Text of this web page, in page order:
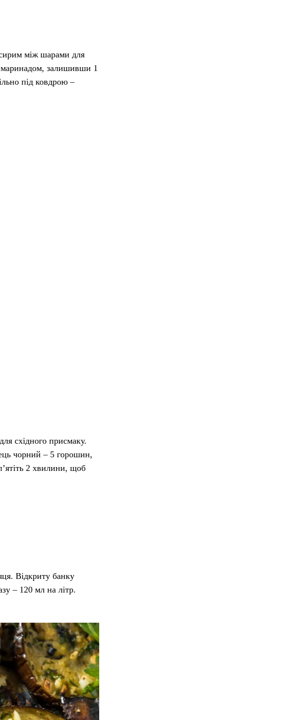
між шарами для
маринадом, залишивши 1
під ковдрою –
східного присмаку.
чорний – 5 горошин,
2 хвилини, щоб
Відкриту банку
– 120 мл на літр.